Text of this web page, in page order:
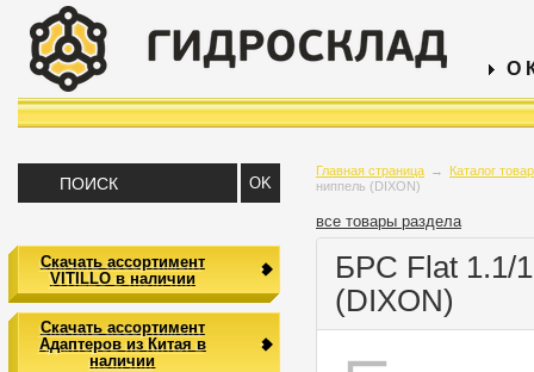
О
Главная страница →
Каталог
ниппель (DIXON)
все товары раздела
БРС Flat 1.1/
(DIXON)
Скачать ассортимент
VITILLO в наличии
Скачать ассортимент
Адаптеров из Китая в
наличии